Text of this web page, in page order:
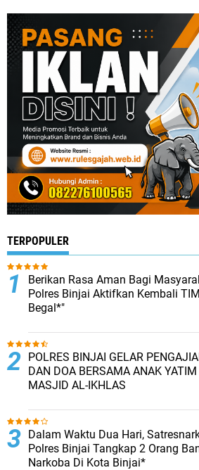
TERPOPULER
Berikan Rasa Aman Bagi
Polres Binjai Aktifkan Kembali
Begal*"
POLRES BINJAI GELAR
DAN DOA BERSAMA ANAK YATIM
MASJID AL-IKHLAS
Dalam Waktu Dua Hari,
Polres Binjai Tangkap 2 Orang
Narkoba Di Kota Binjai*